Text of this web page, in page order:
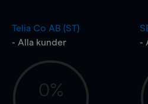
Telia Co AB (ST)
- Alla kunder
0%
-